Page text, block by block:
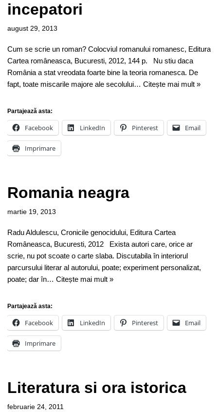
incepatori
august 29, 2013
Cum se scrie un roman? Colocviul romanului romanesc, Editura
Cartea româneasca, Bucuresti, 2012, 144 p. Nu stiu daca
România a stat vreodata foarte bine la teoria romanesca. De
fapt, toate miscarile majore ale secolului… Citește mai mult »
Partajează asta:
Facebook LinkedIn Pinterest Email
Imprimare
Romania neagra
martie 19, 2013
Radu Aldulescu, Cronicile genocidului, Editura Cartea
Româneasca, Bucuresti, 2012 Exista autori care, orice ar
scrie, nu pot scoate o carte slaba. Discutabila în interiorul
parcursului literar al autorului, poate; experiment personalizat,
poate; dar în… Citește mai mult »
Partajează asta:
Facebook LinkedIn Pinterest Email
Imprimare
Literatura si ora istorica
februarie 24, 2011